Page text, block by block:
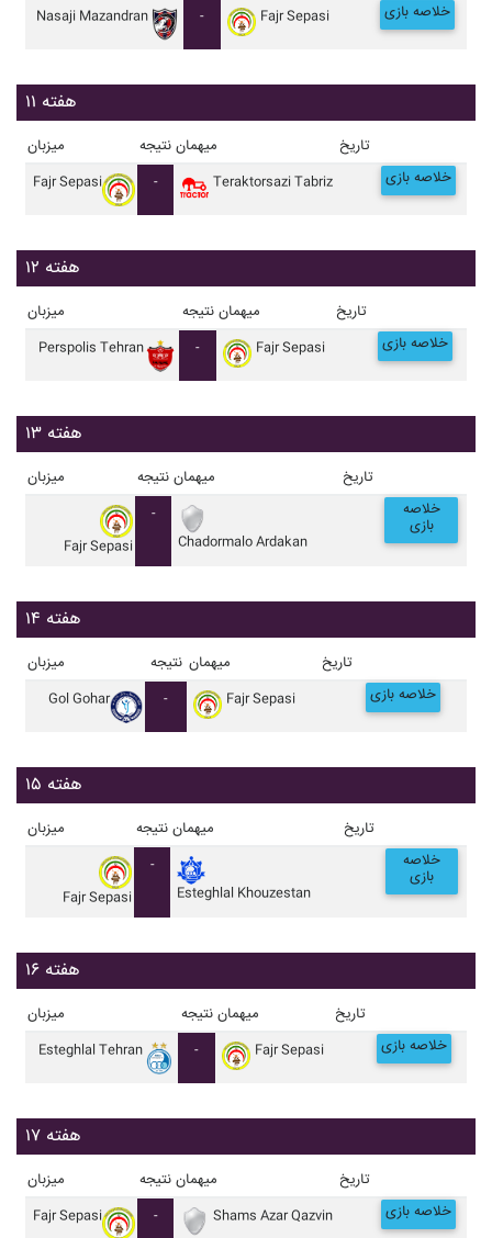
Nasaji Mazandran - Fajr Sepasi خلاصه بازی
هفته ۱۱
میزبان نتیجه میهمان تاریخ
Fajr Sepasi - Teraktorsazi Tabriz خلاصه بازی
هفته ۱۲
میزبان نتیجه میهمان تاریخ
Perspolis Tehran - Fajr Sepasi خلاصه بازی
هفته ۱۳
میزبان نتیجه میهمان تاریخ
Fajr Sepasi
-
Chadormalo Ardakan
خلاصه
بازی
هفته ۱۴
میزبان نتیجه میهمان تاریخ
Gol Gohar - Fajr Sepasi خلاصه بازی
هفته ۱۵
میزبان نتیجه میهمان تاریخ
Fajr Sepasi
-
Esteghlal Khouzestan
خلاصه
بازی
هفته ۱۶
میزبان نتیجه میهمان تاریخ
Esteghlal Tehran - Fajr Sepasi خلاصه بازی
هفته ۱۷
میزبان نتیجه میهمان تاریخ
Fajr Sepasi - Shams Azar Qazvin خلاصه بازی